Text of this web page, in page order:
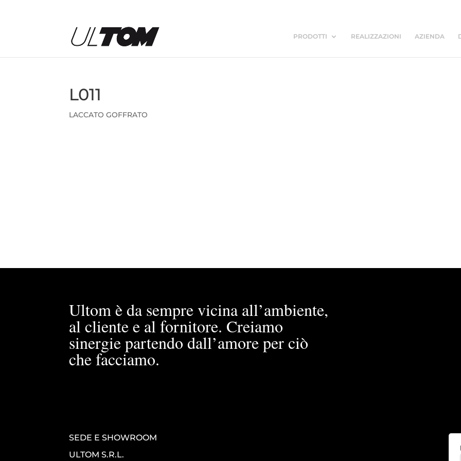
PRODOTTI REALIZZAZIONI AZIENDA
L011
LACCATO GOFFRATO
Ultom è da sempre vicina all’ambiente,
al cliente e al fornitore. Creiamo
sinergie partendo dall’amore per ciò
che facciamo.
SEDE E SHOWROOM
ULTOM S.R.L.